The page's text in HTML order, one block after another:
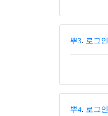
뿌3. 로그인
뿌4. 로그인